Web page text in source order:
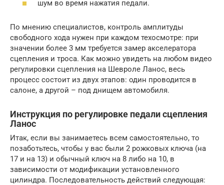
шум во время нажатия педали.
По мнению специалистов, контроль амплитуды
свободного хода нужен при каждом техосмотре: при
значении более 3 мм требуется замер акселератора
сцепления и троса. Как можно увидеть на любом видео
регулировки сцепления на Шевроле Ланос, весь
процесс состоит из двух этапов: один проводится в
салоне, а другой – под днищем автомобиля.
Инструкция по регулировке педали сцепления
Ланос
Итак, если вы занимаетесь всем самостоятельно, то
позаботьтесь, чтобы у вас были 2 рожковых ключа (на
17 и на 13) и обычный ключ на 8 либо на 10, в
зависимости от модификации установленного
цилиндра. Последовательность действий следующая: